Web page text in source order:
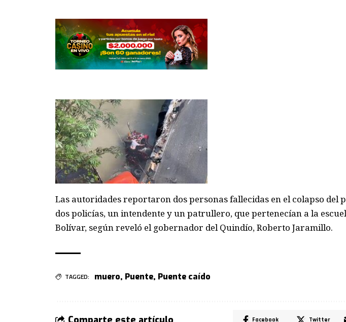
Las autoridades reportaron dos personas fallecidas en el colapso del
dos policías, un intendente y un patrullero, que pertenecían a la
Bolívar, según reveló el gobernador del Quindío, Roberto Jaramillo.
TAGGED: muero, Puente, Puente caído
Facebook Twitter